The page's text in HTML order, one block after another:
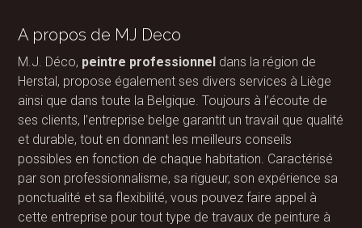
A propos de MJ Deco
M.J. Déco, peintre professionnel dans la région de
Herstal, propose également ses divers services à Liège
ainsi que dans toute la Belgique. Toujours à l’écoute de
ses clients, l’entreprise belge garantit un travail que qualité
et durable, tout en donnant les meilleurs conseils
possibles en fonction de chaque habitation. Caractérisé
par son professionnalisme, sa rigueur, son expérience sa
ponctualité et sa flexibilité, vous pouvez faire appel à
cette entreprise pour tout type de travaux de peinture à